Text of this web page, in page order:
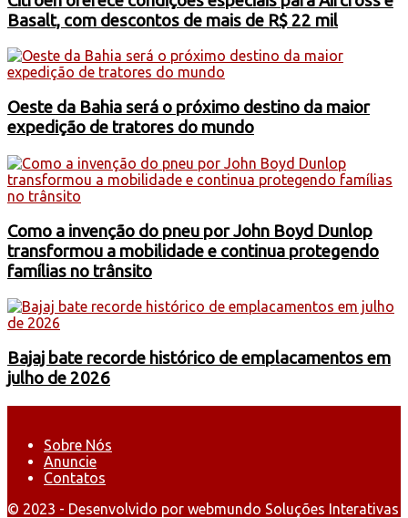
Basalt, com descontos de mais de R$ 22 mil
Oeste da Bahia será o próximo destino da maior
expedição de tratores do mundo
Como a invenção do pneu por John Boyd Dunlop
transformou a mobilidade e continua protegendo
famílias no trânsito
Bajaj bate recorde histórico de emplacamentos em
julho de 2026
Sobre Nós
Anuncie
Contatos
© 2023 - Desenvolvido por webmundo Soluções Interativas